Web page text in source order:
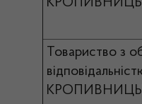
Товариство з